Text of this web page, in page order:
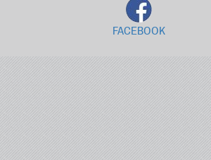
FACEBOOK